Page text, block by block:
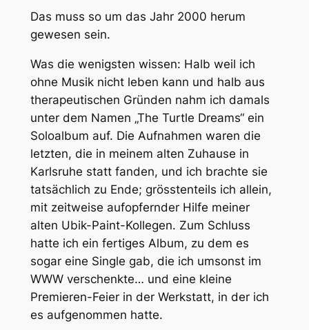
Das muss so um das Jahr 2000 herum
gewesen sein.
Was die wenigsten wissen: Halb weil ich
ohne Musik nicht leben kann und halb aus
therapeutischen Gründen nahm ich damals
unter dem Namen „The Turtle Dreams“ ein
Soloalbum auf. Die Aufnahmen waren die
letzten, die in meinem alten Zuhause in
Karlsruhe statt fanden, und ich brachte sie
tatsächlich zu Ende; grösstenteils ich allein,
mit zeitweise aufopfernder Hilfe meiner
alten Ubik-Paint-Kollegen. Zum Schluss
hatte ich ein fertiges Album, zu dem es
sogar eine Single gab, die ich umsonst im
WWW verschenkte… und eine kleine
Premieren-Feier in der Werkstatt, in der ich
es aufgenommen hatte.